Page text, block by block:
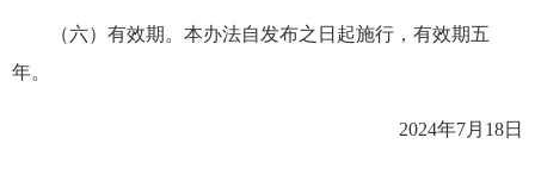
（六）有效期。本办法自发布之日起施行，有效期五
年。
2024年7月18日